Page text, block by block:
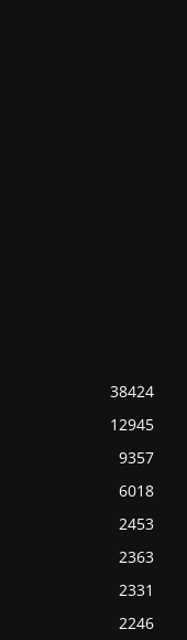
38424
12945
9357
6018
2453
2363
2331
2246